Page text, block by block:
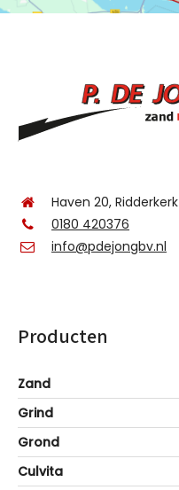
Haven 20, Ridderkerk
0180 420376
info@pdejongbv.nl
Producten
Zand
Grind
Grond
Culvita